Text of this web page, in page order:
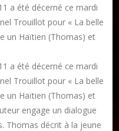
a été décerné ce mardi
Trouillot pour « La belle
un Haïtien (Thomas) et
a été décerné ce mardi
Trouillot pour « La belle
un Haïtien (Thomas) et
engage un dialogue
Thomas décrit à la jeune